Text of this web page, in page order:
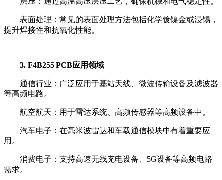
表面处理：常见的表面处理方法包括化学镀镍金或浸锡，
提升焊接性和抗氧化性能。
3. F4B255 PCB应用领域
通信行业：广泛应用于基站天线、微波传输设备及滤波器
等高频电路。
航空航天：用于雷达系统、高频传感器等高频设备中。
汽车电子：在毫米波雷达和车载通信模块中有着重要应
用。
消费电子：支持高速无线充电设备、5G设备等高频电路
需求。